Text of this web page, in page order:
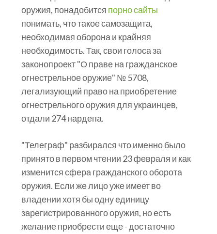
оружия, понадобится порно сайты
понимать, что такое самозащита,
необходимая оборона и крайняя
необходимость. Так, свои голоса за
законопроект "О праве на гражданское
огнестрельное оружие" № 5708,
легализующий право на приобретение
огнестрельного оружия для украинцев,
отдали 274 нардепа.
"Телеграф" разбирался что именно было
принято в первом чтении 23 февраля и как
изменится сфера гражданского оборота
оружия. Если же лицо уже имеет во
владении хотя бы одну единицу
зарегистрированного оружия, но есть
желание приобрести еще - достаточно